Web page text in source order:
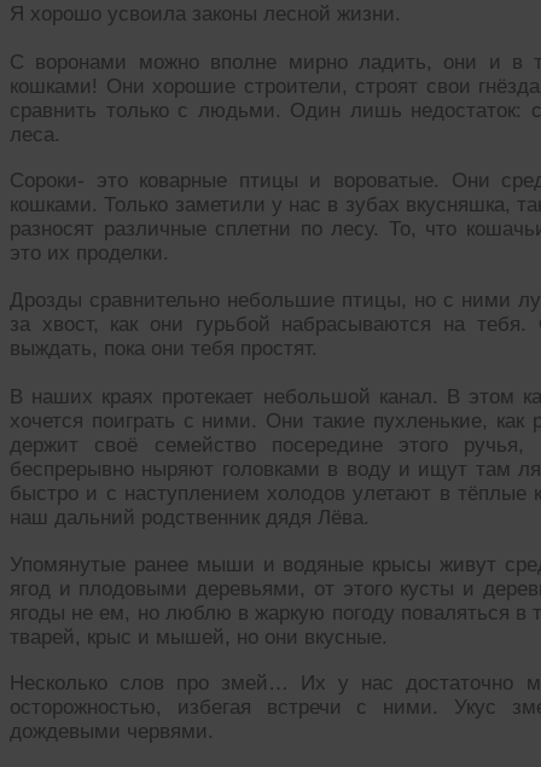
Я хорошо усвоила законы лесной жизни.
С воронами можно вполне мирно ладить, они и в
кошками! Они хорошие строители, строят свои
сравнить только с людьми. Один лишь недостаток:
леса.
Сороки- это коварные птицы и вороватые. Они
кошками. Только заметили у нас в зубах вкусняшка,
разносят различные сплетни по лесу. То, что
это их проделки.
Дрозды сравнительно небольшие птицы, но с ними
за хвост, как они гурьбой набрасываются на
выждать, пока они тебя простят.
В наших краях протекает небольшой канал. В этом
хочется поиграть с ними. Они такие пухленькие,
держит своё семейство посередине этого
беспрерывно ныряют головками в воду и ищут там
быстро и с наступлением холодов улетают в тёплые
наш дальний родственник дядя Лёва.
Упомянутые ранее мыши и водяные крысы живут
ягод и плодовыми деревьями, от этого кусты и
ягоды не ем, но люблю в жаркую погоду поваляться
тварей, крыс и мышей, но они вкусные.
Несколько слов про змей… Их у нас достаточно
осторожностью, избегая встречи с ними. Укус
дождевыми червями.